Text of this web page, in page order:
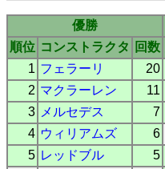
優勝
順位 コンストラクタ 回数
1 フェラーリ 20
2 マクラーレン 11
3 メルセデス 7
4 ウィリアムズ 6
5 レッドブル 5